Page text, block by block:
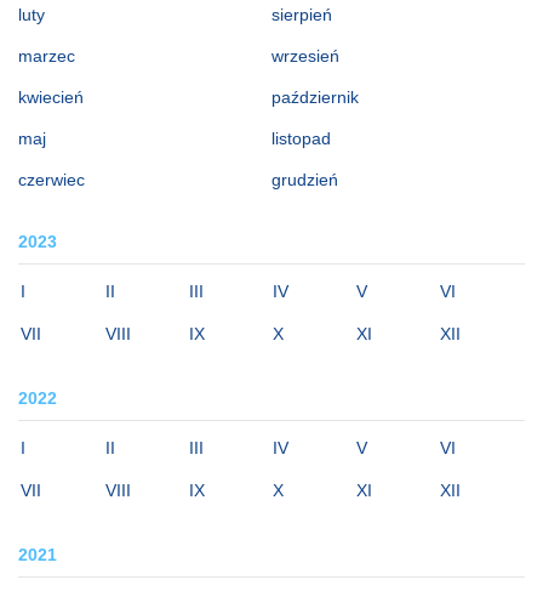
luty
marzec
kwiecień
maj
czerwiec
sierpień
wrzesień
październik
listopad
grudzień
2023
I II III IV V VI
VII VIII IX X XI XII
2022
I II III IV V VI
VII VIII IX X XI XII
2021